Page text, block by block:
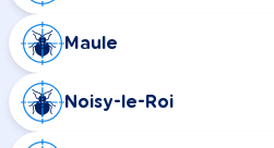
Maule
Noisy-le-Roi